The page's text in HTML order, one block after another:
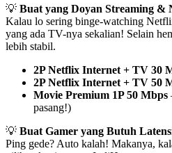
💡 Buat yang Doyan Streaming &
Kalau lo sering binge-watching
yang ada TV-nya sekalian! Selain
lebih stabil.
2P Netflix Internet + TV 30
2P Netflix Internet + TV 50
Movie Premium 1P 50 Mbps
pasang!)
💡 Buat Gamer yang Butuh
Ping gede? Auto kalah! Makanya,